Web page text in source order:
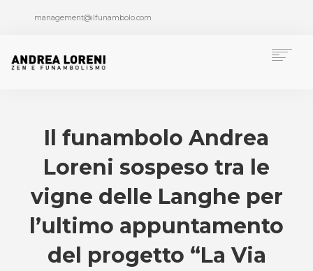
management@ilfunambolo.com
Pubblicazioni
Multimedia
Press Area
Il funambolo Andrea
Loreni sospeso tra le
vigne delle Langhe per
l’ultimo appuntamento
del progetto “La Via